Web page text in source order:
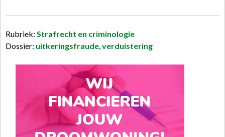
Rubriek: Strafrecht en criminologie
Dossier: uitkeringsfraude,verduistering